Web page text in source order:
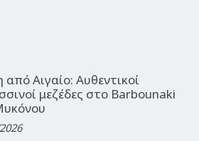
από Αιγαίο: Αυθεντικοί
μεζέδες στο Barbounaki